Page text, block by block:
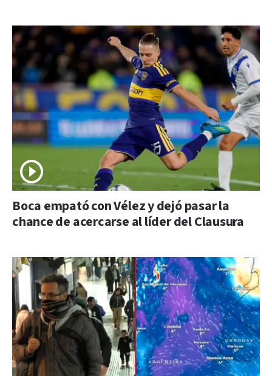
Boca empató con Vélez y dejó pasar la
chance de acercarse al líder del Clausura